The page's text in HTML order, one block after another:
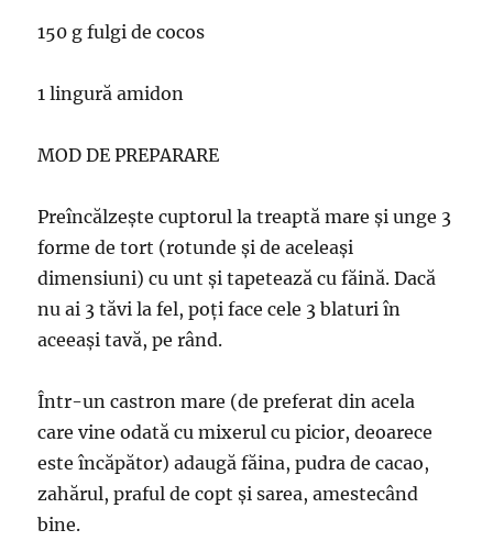
150 g fulgi de cocos
1 lingură amidon
MOD DE PREPARARE
Preîncălzește cuptorul la treaptă mare și unge 3
forme de tort (rotunde și de aceleași
dimensiuni) cu unt și tapetează cu făină. Dacă
nu ai 3 tăvi la fel, poți face cele 3 blaturi în
aceeași tavă, pe rând.
Într-un castron mare (de preferat din acela
care vine odată cu mixerul cu picior, deoarece
este încăpător) adaugă făina, pudra de cacao,
zahărul, praful de copt și sarea, amestecând
bine.